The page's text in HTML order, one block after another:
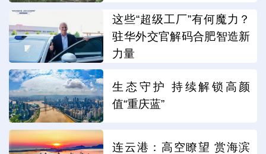
这些“超级工厂”有何魔力？
驻华外交官解码合肥智造新
力量
生态守护 持续解锁高颜
值“重庆蓝”
连云港：高空瞭望 赏海滨